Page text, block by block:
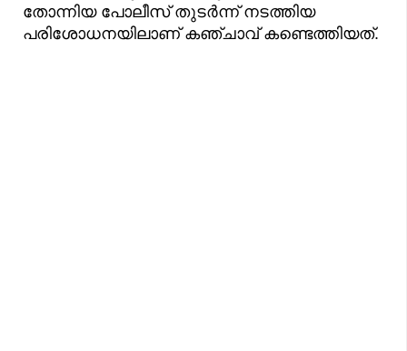
തോന്നിയ പോലീസ് തുടർന്ന് നടത്തിയ
പരിശോധനയിലാണ് കഞ്ചാവ് കണ്ടെത്തിയത്.